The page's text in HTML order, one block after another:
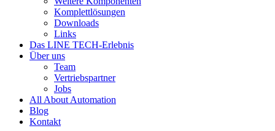
Komplettlösungen
Downloads
Links
Das LINE TECH-Erlebnis
Über uns
Team
Vertriebspartner
Jobs
All About Automation
Blog
Kontakt